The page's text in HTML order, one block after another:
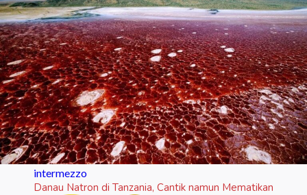
intermezzo
Danau Natron di Tanzania, Cantik namun Mematikan